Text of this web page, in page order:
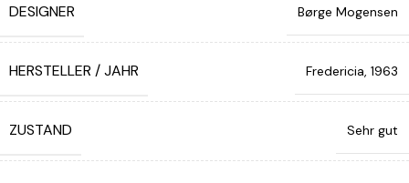
DESIGNER Børge Mogensen
HERSTELLER / JAHR Fredericia, 1963
ZUSTAND Sehr gut